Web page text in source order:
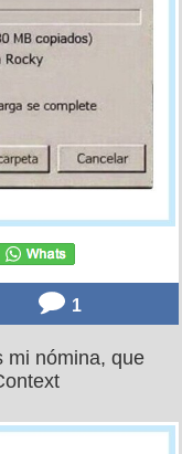
1
mi nómina, que